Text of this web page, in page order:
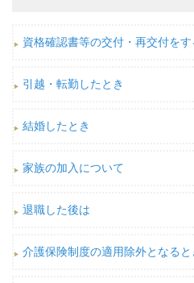
資格確認書等の交付・再交付をす
引越・転勤したとき
結婚したとき
家族の加入について
退職した後は
介護保険制度の適用除外となると